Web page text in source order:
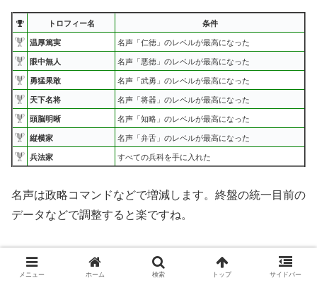
トロフィー名
条件
温厚篤実
名声「仁徳」のレベルが最高になった
眼中無人
名声「悪徳」のレベルが最高になった
勇猛果敢
名声「武勇」のレベルが最高になった
天下名将
名声「将器」のレベルが最高になった
頭脳明晰
名声「知略」のレベルが最高になった
縦横家
名声「弁舌」のレベルが最高になった
兵法家
すべての兵科を手に入れた
名声は政略コマンドなどで増減します。終盤の統一目前の
データなどで調整すると楽ですね。
兵法家
メニュー ホーム 検索 トップ サイドバー